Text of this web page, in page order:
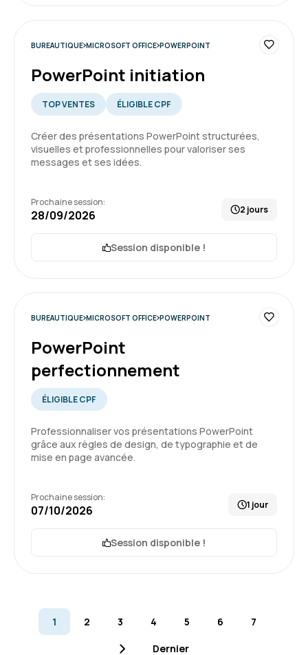
Formation : Excel - Initiation
choses clarifiées
Juan G.
Jai appris enormement lors de cette formation
,formation tres utile pour mon activité
Formation : Excel - Initiation
Morgane D.
Formation complète et simple en utilisation
BUREAUTIQUE MICROSOFT OFFICE POWERPOINT
PowerPoint initiation
TOP VENTES ÉLIGIBLE CPF
Créer des présentations PowerPoint structurées,
visuelles et professionnelles pour valoriser ses
messages et ses idées.
Prochaine session:
28/09/2026 2 jours
Session disponible !
BUREAUTIQUE MICROSOFT OFFICE POWERPOINT
PowerPoint
perfectionnement
ÉLIGIBLE CPF
Professionnaliser vos présentations PowerPoint
grâce aux règles de design, de typographie et de
mise en page avancée.
Prochaine session:
07/10/2026 1 jour
Session disponible !
1 2 3 4 5 6 7
Dernier